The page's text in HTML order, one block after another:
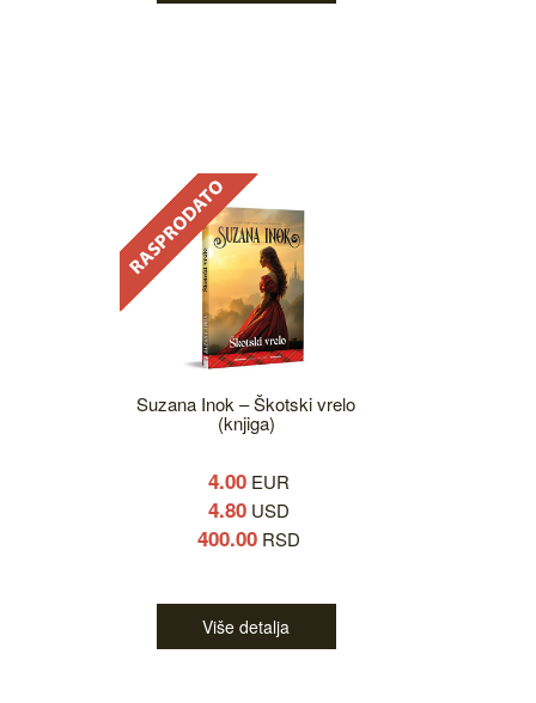
Suzana Inok – Škotski vrelo
(knjiga)
4.00 EUR
4.80 USD
400.00 RSD
Više detalja